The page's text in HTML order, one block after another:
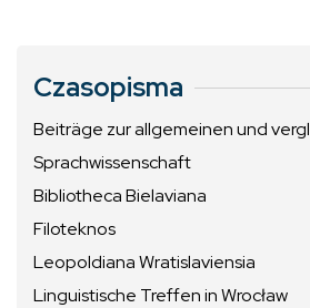
Czasopisma
Beiträge zur allgemeinen und
Sprachwissenschaft
Bibliotheca Bielaviana
Filoteknos
Leopoldiana Wratislaviensia
Linguistische Treffen in Wrocław